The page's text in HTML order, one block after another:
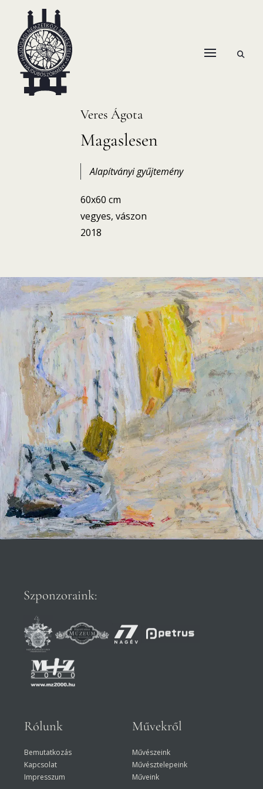
content
HANEMA – Hajdúsági Nemzetközi Művésztelep
open
Veres Ágota
Magaslesen
Alapítványi gyűjtemény
60x60 cm
vegyes, vászon
2018
Szponzoraink:
Rólunk
Bemutatkozás
Kapcsolat
Impresszum
Művekről
Művészeink
Művésztelepeink
Műveink